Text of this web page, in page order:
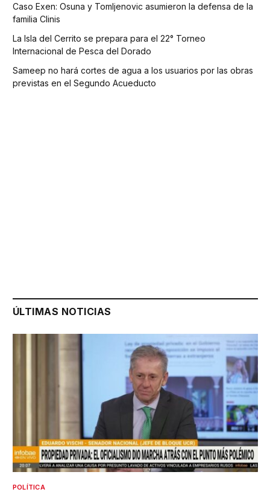
Caso Exen: Osuna y Tomljenovic asumieron la defensa de la
familia Clinis
La Isla del Cerrito se prepara para el 22° Torneo
Internacional de Pesca del Dorado
Sameep no hará cortes de agua a los usuarios por las obras
previstas en el Segundo Acueducto
ÚLTIMAS NOTICIAS
POLÍTICA